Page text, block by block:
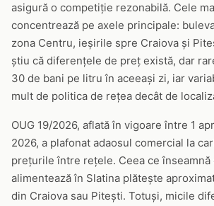
asigură o competiție rezonabilă. Cele
concentrează pe axele principale:
zona Centru, ieșirile spre Craiova și
știu că diferențele de preț există, dar
30 de bani pe litru în aceeași zi, iar
mult de politica de rețea decât de
OUG 19/2026, aflată în vigoare între 1
2026, a plafonat adaosul comercial la
prețurile între rețele. Ceea ce înseamnă
alimentează în Slatina plătește
din Craiova sau Pitești. Totuși, micile